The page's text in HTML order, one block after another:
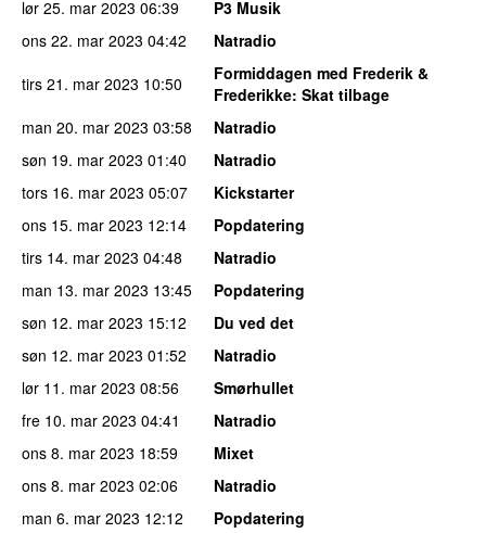
lør 25. mar 2023 06:39
P3 Musik
ons 22. mar 2023 04:42
Natradio
tirs 21. mar 2023 10:50
Formiddagen med Frederik &
Frederikke: Skat tilbage
man 20. mar 2023 03:58
Natradio
søn 19. mar 2023 01:40
Natradio
tors 16. mar 2023 05:07
Kickstarter
ons 15. mar 2023 12:14
Popdatering
tirs 14. mar 2023 04:48
Natradio
man 13. mar 2023 13:45
Popdatering
søn 12. mar 2023 15:12
Du ved det
søn 12. mar 2023 01:52
Natradio
lør 11. mar 2023 08:56
Smørhullet
fre 10. mar 2023 04:41
Natradio
ons 8. mar 2023 18:59
Mixet
ons 8. mar 2023 02:06
Natradio
man 6. mar 2023 12:12
Popdatering